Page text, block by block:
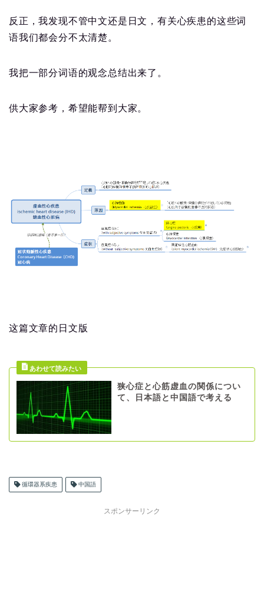
反正，我发现不管中文还是日文，有关心疾患的这些词
语我们都会分不太清楚。
我把一部分词语的观念总结出来了。
供大家参考，希望能帮到大家。
这篇文章的日文版
狭心症と心筋虚血の関係につい
て、日本語と中国語で考える
循環器系疾患 中国語
スポンサーリンク